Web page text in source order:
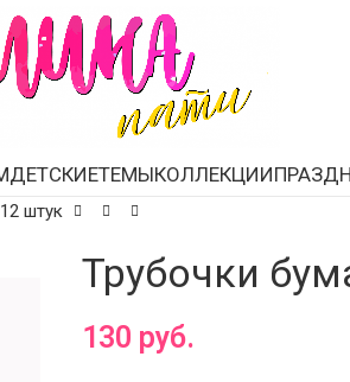
ДЕТСКИЕТЕМЫКОЛЛЕКЦИИ
штук
Трубочки
130 руб.